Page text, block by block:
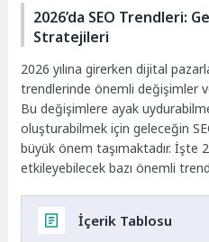
2026’da SEO Trendleri:
Stratejileri
2026 yılına girerken dijital
trendlerinde önemli değişimler
Bu değişimlere ayak
oluşturabilmek için geleceğin
büyük önem taşımaktadır. İşte
etkileyebilecek bazı önemli
İçerik Tablosu